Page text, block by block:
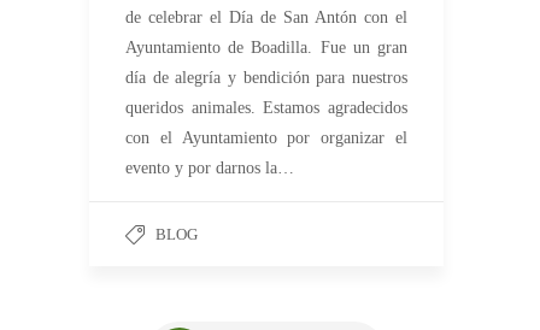
de celebrar el Día de San Antón con el
Ayuntamiento de Boadilla. Fue un gran
día de alegría y bendición para nuestros
queridos animales. Estamos agradecidos
con el Ayuntamiento por organizar el
evento y por darnos la…
BLOG